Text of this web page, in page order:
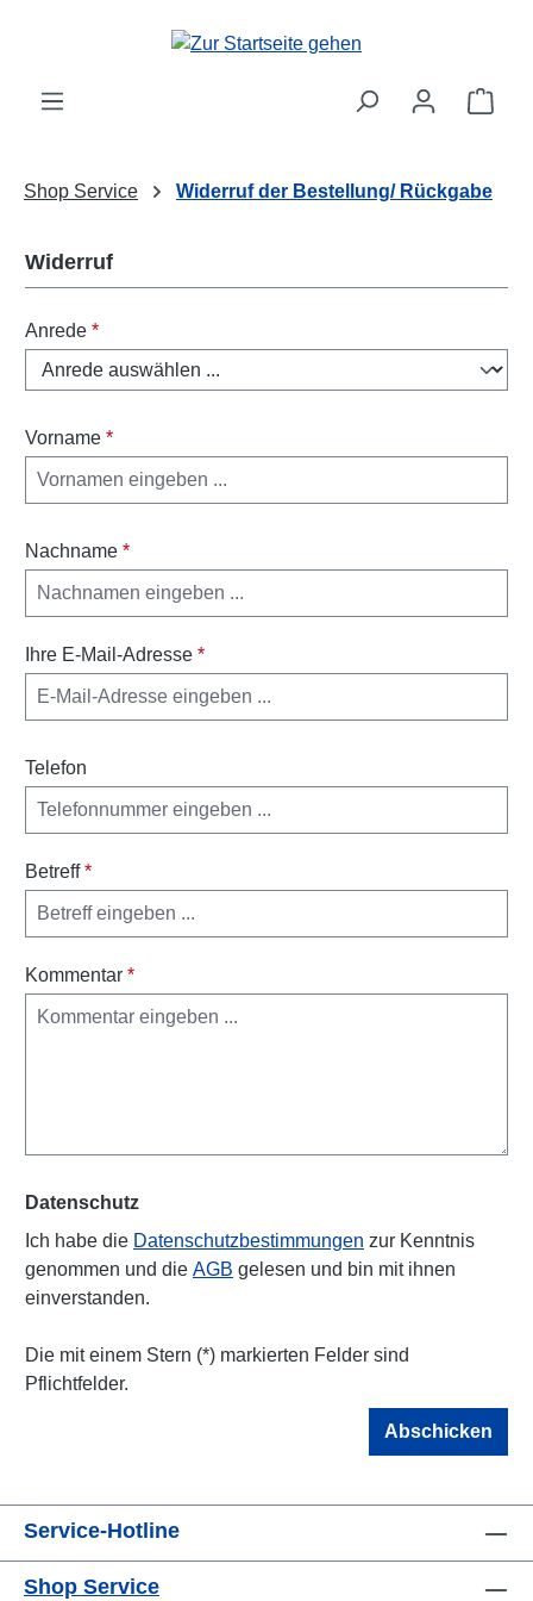
Shop Service Widerruf der Bestellung/ Rückgabe
Widerruf
Anrede *
Vorname *
Nachname *
Ihre E-Mail-Adresse *
Telefon
Betreff*
Kommentar *
Datenschutz
Ich habe die Datenschutzbestimmungen zur Kenntnis
genommen und die AGB gelesen und bin mit ihnen
einverstanden.
Die mit einem Stern (*) markierten Felder sind
Pflichtfelder.
Abschicken
Service-Hotline
Shop Service